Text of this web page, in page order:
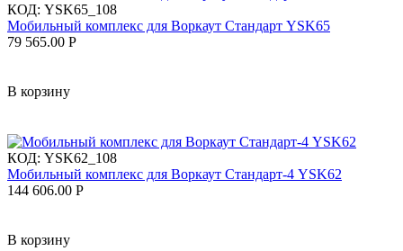
КОД: YSK65_108
Мобильный комплекс для Воркаут Стандарт YSK65
79 565.00 Р
В корзину
КОД: YSK62_108
Мобильный комплекс для Воркаут Стандарт-4 YSK62
144 606.00 Р
В корзину